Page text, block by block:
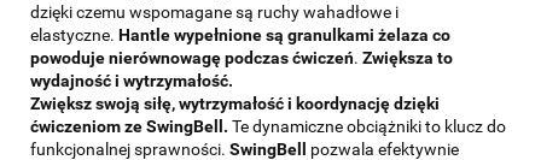
dzięki czemu wspomagane są ruchy wahadłowe i
elastyczne. Hantle wypełnione są granulkami żelaza co
powoduje nierównowagę podczas ćwiczeń. Zwiększa to
wydajność i wytrzymałość.
Zwiększ swoją siłę, wytrzymałość i koordynację dzięki
ćwiczeniom ze SwingBell. Te dynamiczne obciążniki to klucz do
funkcjonalnej sprawności. SwingBell
pozwala efektywnie